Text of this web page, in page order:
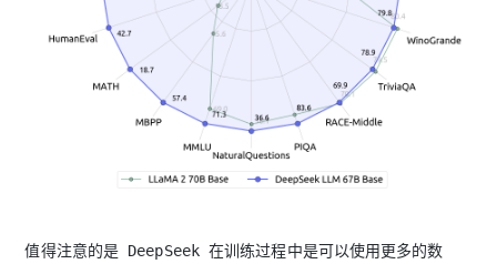
值得注意的是 DeepSeek 在训练过程中是可以使用更多的数